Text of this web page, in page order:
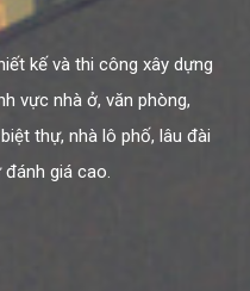
kế và thi công xây dựng
vực nhà ở, văn phòng,
thự, nhà lô phố, lâu đài
giá cao.